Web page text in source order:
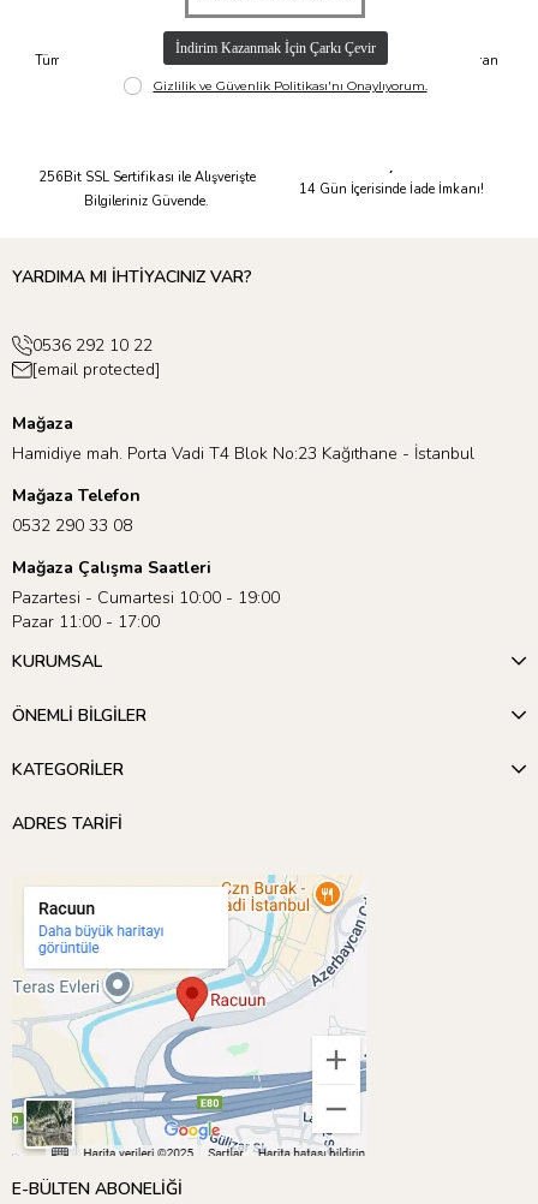
Hızlı Kargo
Tüm Siparişleriniz Aynı Gün 14.00'a
Kadar Kargolanır.
Taksit İmkanı
Tüm Ürünlerde 6 Aya Kadar Varan
Taksit İmkanı!
256Bit SSL Sertifikası ile Alışverişte
Bilgileriniz Güvende.
14 Gün İçerisinde İade İmkanı!
YARDIMA MI İHTİYACINIZ VAR?
0536 292 10 22
[email protected]
Mağaza
Hamidiye mah. Porta Vadi T4 Blok No:23 Kağıthane - İstanbul
Mağaza Telefon
0532 290 33 08
Mağaza Çalışma Saatleri
Pazartesi - Cumartesi 10:00 - 19:00
Pazar 11:00 - 17:00
KURUMSAL
ÖNEMLİ BİLGİLER
KATEGORİLER
ADRES TARİFİ
E-BÜLTEN ABONELİĞİ